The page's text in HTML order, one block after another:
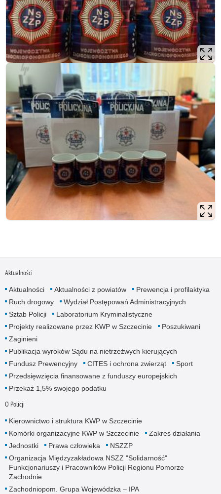
Aktualności
Aktualności Aktualności z powiatów
Prewencja i profilaktyka
Ruch drogowy
Wydział Postępowań Administracyjnych
Sztab Policji
Laboratorium Kryminalistyczne
Projekty realizowane przez KWP w Szczecinie
Poszukiwani
Zaginieni
Publikacja wyroków Sądu na nietrzeźwych kierujących
Fundusz Prewencyjny
CITES i ochrona zwierząt
Sport
Przedsięwzięcia finansowane z funduszy europejskich
Przekaż 1,5% swojego podatku
O Policji
Kierownictwo i struktura KWP w Szczecinie
Komórki organizacyjne KWP w Szczecinie
Zakres działania
Jednostki
Prawa człowieka
NSZZP
Organizacja Międzyzakładowa NSZZ "Solidarność"
Funkcjonariuszy i Pracowników Policji Regionu Pomorze
Zachodnie
Zachodniopom. Grupa Wojewódzka – IPA